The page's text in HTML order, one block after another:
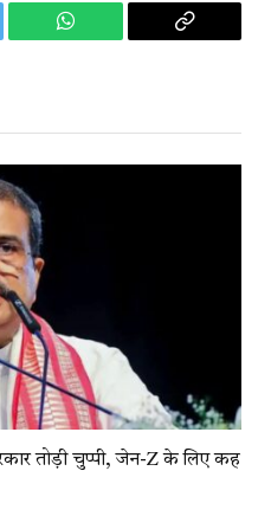
WhatsApp
Copy
तोड़ी चुप्पी, जेन-Z के लिए कह